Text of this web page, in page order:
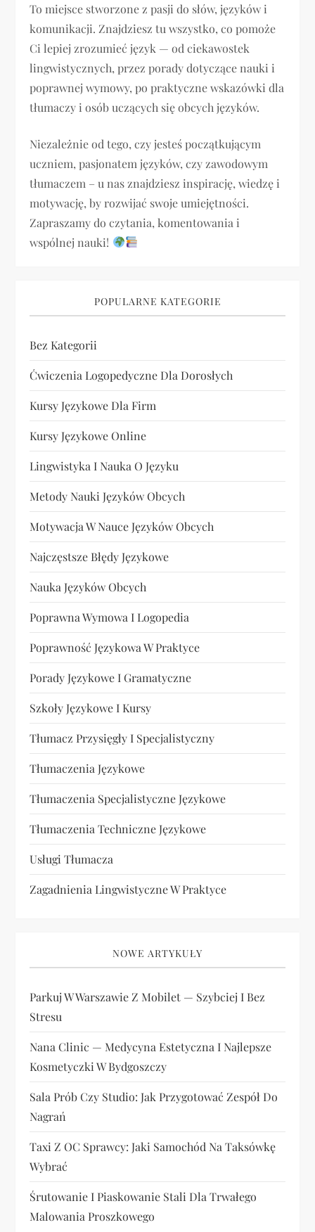
To miejsce stworzone z pasji do słów, języków i
komunikacji. Znajdziesz tu wszystko, co pomoże
Ci lepiej zrozumieć język — od ciekawostek
lingwistycznych, przez porady dotyczące nauki i
poprawnej wymowy, po praktyczne wskazówki dla
tłumaczy i osób uczących się obcych języków.
Niezależnie od tego, czy jesteś początkującym
uczniem, pasjonatem języków, czy zawodowym
tłumaczem – u nas znajdziesz inspirację, wiedzę i
motywację, by rozwijać swoje umiejętności.
Zapraszamy do czytania, komentowania i
wspólnej nauki!
POPULARNE KATEGORIE
Bez Kategorii
Ćwiczenia Logopedyczne Dla Dorosłych
Kursy Językowe Dla Firm
Kursy Językowe Online
Lingwistyka I Nauka O Języku
Metody Nauki Języków Obcych
Motywacja W Nauce Języków Obcych
Najczęstsze Błędy Językowe
Nauka Języków Obcych
Poprawna Wymowa I Logopedia
Poprawność Językowa W Praktyce
Porady Językowe I Gramatyczne
Szkoły Językowe I Kursy
Tłumacz Przysięgły I Specjalistyczny
Tłumaczenia Językowe
Tłumaczenia Specjalistyczne Językowe
Tłumaczenia Techniczne Językowe
Usługi Tłumacza
Zagadnienia Lingwistyczne W Praktyce
NOWE ARTYKUŁY
Parkuj W Warszawie Z Mobilet — Szybciej I Bez
Stresu
Nana Clinic — Medycyna Estetyczna I Najlepsze
Kosmetyczki W Bydgoszczy
Sala Prób Czy Studio: Jak Przygotować Zespół Do
Nagrań
Taxi Z OC Sprawcy: Jaki Samochód Na Taksówkę
Wybrać
Śrutowanie I Piaskowanie Stali Dla Trwałego
Malowania Proszkowego